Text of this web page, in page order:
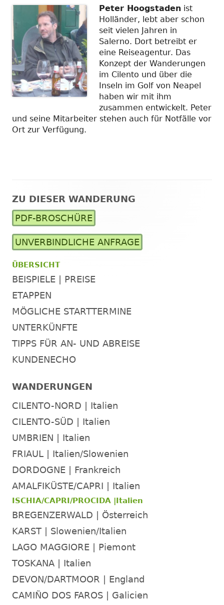
Peter Hoogstaden ist
Holländer, lebt aber schon
seit vielen Jahren in
Salerno. Dort betreibt er
eine Reiseagentur. Das
Konzept der Wanderungen
im Cilento und über die
Inseln im Golf von Neapel
haben wir mit ihm
zusammen entwickelt. Peter
und seine Mitarbeiter stehen auch für Notfälle vor
Ort zur Verfügung.
Haupt-
Seitenleiste
ZU DIESER WANDERUNG
PDF-BROSCHÜRE
UNVERBINDLICHE ANFRAGE
ÜBERSICHT
BEISPIELE | PREISE
ETAPPEN
MÖGLICHE STARTTERMINE
UNTERKÜNFTE
TIPPS FÜR AN- UND ABREISE
KUNDENECHO
WANDERUNGEN
CILENTO-NORD | Italien
CILENTO-SÜD | Italien
UMBRIEN | Italien
FRIAUL | Italien/Slowenien
DORDOGNE | Frankreich
AMALFIKÜSTE/CAPRI | Italien
ISCHIA/CAPRI/PROCIDA |Italien
BREGENZERWALD | Österreich
KARST | Slowenien/Italien
LAGO MAGGIORE | Piemont
TOSKANA | Italien
DEVON/DARTMOOR | England
CAMIÑO DOS FAROS | Galicien